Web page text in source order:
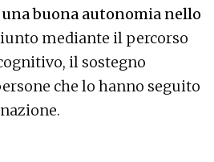
una buona autonomia nello
mediante il percorso
il sostegno
che lo hanno seguito